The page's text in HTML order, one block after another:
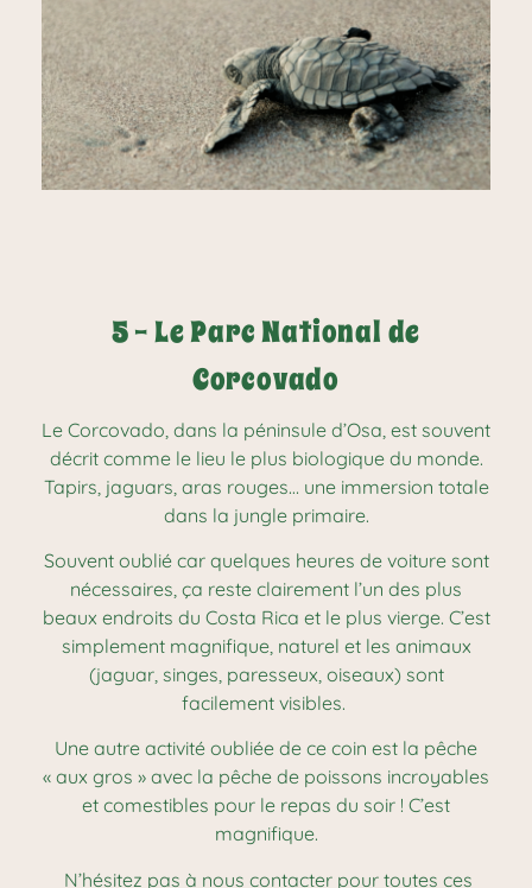
5 - Le Parc National de
Corcovado
Le Corcovado, dans la péninsule d’Osa, est souvent
décrit comme le lieu le plus biologique du monde.
Tapirs, jaguars, aras rouges… une immersion totale
dans la jungle primaire.
Souvent oublié car quelques heures de voiture sont
nécessaires, ça reste clairement l’un des plus
beaux endroits du Costa Rica et le plus vierge. C’est
simplement magnifique, naturel et les animaux
(jaguar, singes, paresseux, oiseaux) sont
facilement visibles.
Une autre activité oubliée de ce coin est la pêche
« aux gros » avec la pêche de poissons incroyables
et comestibles pour le repas du soir ! C’est
magnifique.
N’hésitez pas à nous contacter pour toutes ces